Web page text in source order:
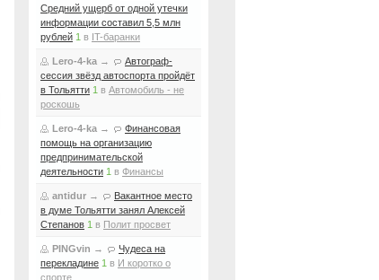
Средний ущерб от одной утечки
информации составил 5,5 млн
рублей 1 в IT-баранки
Lero-4-ka →
Автограф-
сессия звёзд автоспорта пройдёт
в Тольятти 1 в Автомобиль - не
роскошь
Lero-4-ka →
Финансовая
помощь на организацию
предпринимательской
деятельности 1 в Финансы
antidur →
Вакантное место
в думе Тольятти занял Алексей
Степанов 1 в Полит просвет
PINGvin →
Чудеса на
перекладине 1 в И коротко о
спорте